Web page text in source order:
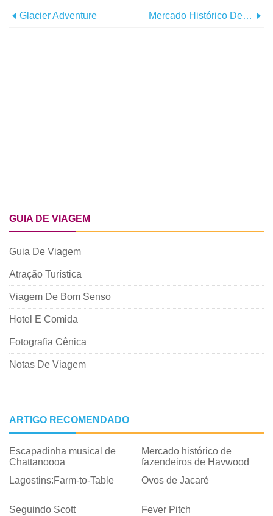
Glacier Adventure Mercado Histórico De Fazendeiros De Haywood
GUIA DE VIAGEM
Guia De Viagem
Atração Turística
Viagem De Bom Senso
Hotel E Comida
Fotografia Cênica
Notas De Viagem
ARTIGO RECOMENDADO
Escapadinha musical de
Chattanooga
Mercado histórico de
fazendeiros de Haywood
Lagostins:Farm-to-Table
Ovos de Jacaré
Seguindo Scott Fever Pitch